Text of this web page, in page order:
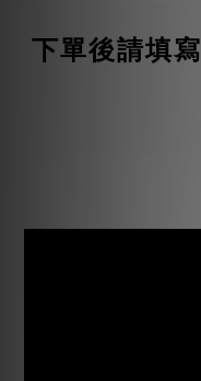
下單後請填寫